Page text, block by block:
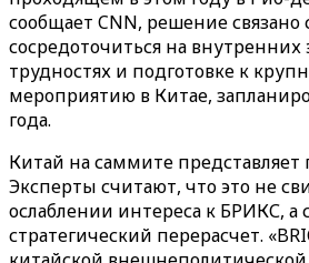
сообщает CNN, решение
сосредоточиться на
трудностях и подготовке к
мероприятию в Китае,
года.
Китай на саммите
Эксперты считают, что это не
ослаблении интереса к БРИКС, а
стратегический перерасчет.